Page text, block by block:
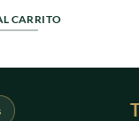
CARRITO